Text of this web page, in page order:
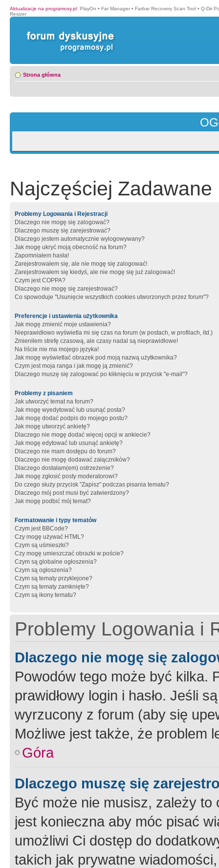
Aktualizacje na programosy.pl: PlayOn • Far Manager • Farbar Recovery Scan Tool • Q-Dir
Resizer
Strona główna
Najczęściej Zadawane
Problemy Logowania i Rejestracji
Dlaczego nie mogę się zalogować?
Dlaczego muszę się zarejestrować?
Dlaczego jestem automatycznie wylogowywany?
Jak mogę ukryć moją obecność na forum?
Zapomniałem hasła!
Zarejestrowałem się, ale nie mogę się zalogować!
Zarejestrowałem się kiedyś, ale nie mogę się już zalogować!
Czym jest COPPA?
Dlaczego nie mogę się zarejestrować?
Co spowoduje "Usunięcie wszystkich cookies utworzonych przez forum"?
Preferencje i ustawienia użytkownika
Jak mogę zmienić moje ustawienia?
Nieprawidłowo wyświetla mi się czas na forum (w postach, w profilach, itd.)
Zmieniłem strefę czasową, ale czasy nadal są nieprawidłowe!
Na liście nie ma mojego języka!
Jak mogę wyświetlać obrazek pod moją nazwą użytkownika?
Czym jest moja ranga i jak mogę ją zmienić?
Dlaczego muszę się zalogować po kliknięciu w przycisk "e-mail"?
Problemy z pisaniem
Jak utworzyć temat na forum?
Jak mogę wyedytować lub usunąć posta?
Jak mogę dodać podpis do mojego postu?
Jak mogę utworzyć ankietę?
Dlaczego nie mogę dodać więcej opcji w ankiecie?
Jak mogę edytować lub usunąć ankietę?
Dlaczego nie mam dostępu do forum?
Dlaczego nie mogę dodawać załączników?
Dlaczego dostałam(em) ostrzeżenie?
Jak mogę zgłosić posty moderatorowi?
Do czego służy przycisk "Zapisz" podczas pisania tematu?
Dlaczego mój post musi być zatwierdzony?
Jak mogę podbić mój temat?
Formatowanie i typy tematów
Czym jest BBCode?
Czy mogę używać HTML?
Czym są uśmieszki?
Czy mogę umieszczać obrazki w poście?
Czym są globalne ogłoszenia?
Czym są ogłoszenia?
Czym są tematy przyklejone?
Czym są tematy zamknięte?
Czym są ikony tematu?
Problemy Logowania i
Dlaczego nie mogę się
Powodów tego może być kilka.
prawidłowy login i hasło. Jeśli
wyrzucony z forum (aby się
Możliwe jest także, że problem
Góra
Dlaczego muszę się
Być może nie musisz, zależy
jest konieczna aby móc pisać
umożliwi Ci dostęp do
takich jak prywatne